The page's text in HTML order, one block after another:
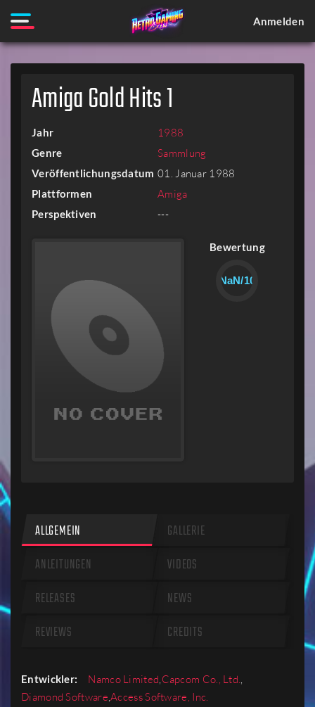
Anmelden
Amiga Gold Hits 1
Jahr 1988
Genre Sammlung
Veröffentlichungsdatum 01. Januar 1988
Plattformen Amiga
Perspektiven ---
Bewertung
NaN/10
ALLGEMEIN
GALLERIE
ANLEITUNGEN
VIDEOS
RELEASES
NEWS
REVIEWS
CREDITS
Entwickler: Namco Limited,Capcom Co., Ltd.,
Diamond Software,Access Software, Inc.